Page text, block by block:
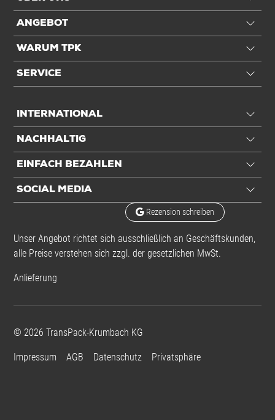
ANGEBOT
WARUM TPK
SERVICE
INTERNATIONAL
NACHHALTIG
EINFACH BEZAHLEN
SOCIAL MEDIA
Rezension schreiben
Unser Angebot richtet sich ausschließlich an Geschäftskunden,
alle Preise verstehen sich zzgl. der gesetzlichen MwSt.
Anlieferung
© 2026 TransPack-Krumbach KG
Impressum AGB Datenschutz Privatsphäre